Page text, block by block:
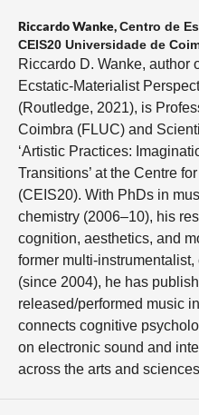
Riccardo Wanke,Centro de
CEIS20 Universidade de
Riccardo D. Wanke, author
Ecstatic-Materialist
(Routledge, 2021), is
Coimbra (FLUC) and
‘Artistic Practices:
Transitions’ at the Centre
(CEIS20). With PhDs in
chemistry (2006–10), his
cognition, aesthetics, and
former multi-
(since 2004), he has
released/performed music
connects cognitive
on electronic sound and
across the arts and